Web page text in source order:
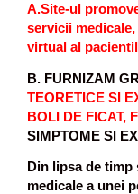
A.Site-ul
servicii
virtual al
B. FURNIZAM
TEORETICE SI
BOLI DE FICAT,
SIMPTOME SI
Din lipsa de
medicale a unei